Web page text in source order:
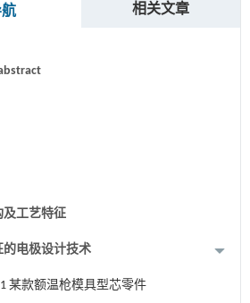
航 相关文章
及工艺特征
的电极设计技术
某款额温枪模具型芯零件